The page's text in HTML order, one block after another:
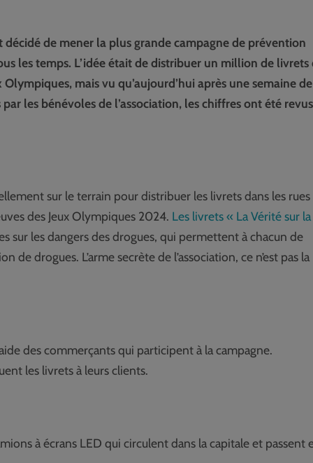
décidé de mener la plus grande campagne de prévention
les temps. L’idée était de distribuer un million de livrets
mais vu qu’aujourd’hui après une semaine de
les bénévoles de l’association, les chiffres ont été
sur le terrain pour distribuer les livrets dans les
des Jeux Olympiques 2024. Les livrets « La Vérité sur la
sur les dangers des drogues, qui permettent à chacun de
drogues. L’arme secrète de l’association, ce n’est pas la
des commerçants qui participent à la campagne.
les livrets à leurs clients.
à écrans LED qui circulent dans la capitale et passent